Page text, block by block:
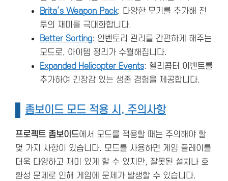
Brita’s Weapon Pack: 다양한 무기를 추가해 전
투의 재미를 극대화합니다.
Better Sorting: 인벤토리 관리를 간편하게 해주는
모드로, 아이템 정리가 수월해집니다.
Expanded Helicopter Events: 헬리콥터 이벤트를
추가하여 긴장감 있는 생존 경험을 제공합니다.
좀보이드 모드 적용 시, 주의사항
프로젝트 좀보이드에서 모드를 적용할 때는 주의해야 할
몇 가지 사항이 있습니다. 모드를 사용하면 게임 플레이를
더욱 다양하고 재미 있게 할 수 있지만, 잘못된 설치나 호
환성 문제로 인해 게임에 문제가 발생할 수 있습니다.